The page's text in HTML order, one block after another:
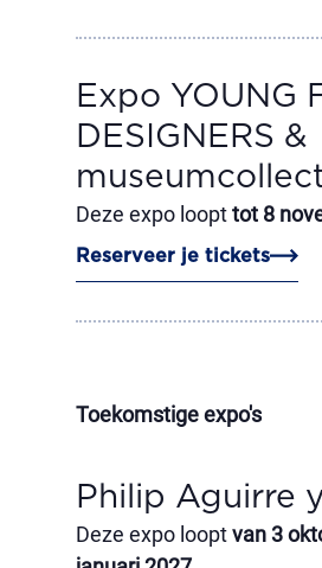
Expo YOUNG
DESIGNERS &
Deze expo loopttot 8
Reserveer je tickets
Toekomstige expo's
Philip Aguirre
Deze expo looptvan 3